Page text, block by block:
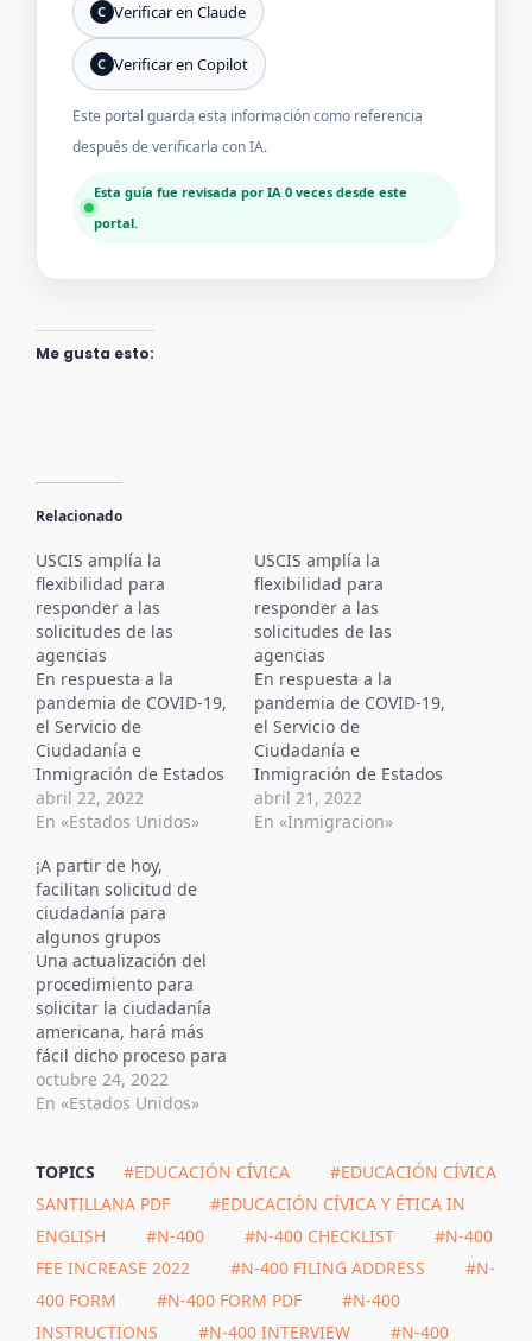
C Verificar en Claude
C Verificar en Copilot
Este portal guarda esta información como referencia
después de verificarla con IA.
Esta guía fue revisada por IA 0 veces desde este
portal.
Me gusta esto:
Relacionado
USCIS amplía la
flexibilidad para
responder a las
solicitudes de las
agencias
En respuesta a la
pandemia de COVID-19,
el Servicio de
Ciudadanía e
Inmigración de Estados
Unidos ha extendido las
flexibilidades hasta el
para ayudar a los
solicitantes y
peticionarios.
Anticipamos que esta
sea la última extensión
de estas flexibilidades.
USCIS considerara una
respuesta recibida
dentro…
abril 22, 2022
En «Estados Unidos»
USCIS amplía la
flexibilidad para
responder a las
solicitudes de las
agencias
En respuesta a la
pandemia de COVID-19,
el Servicio de
Ciudadanía e
Inmigración de Estados
Unidos ha extendido las
flexibilidades hasta el
abril 21, 2022
En «Inmigracion»
¡A partir de hoy,
facilitan solicitud de
ciudadanía para
algunos grupos
Una actualización del
procedimiento para
solicitar la ciudadanía
americana, hará más
fácil dicho proceso para
las personas con algún
tipo de discapacidad.
e Inmigración (USCIS).
De ese modo, los que
discapacidad
determinada o
problemas mentales, no
octubre 24, 2022
En «Estados Unidos»
TOPICS #EDUCACIÓN CÍVICA
#EDUCACIÓN CÍVICA
SANTILLANA PDF
#EDUCACIÓN CÍVICA Y ÉTICA IN
ENGLISH
#N-400 #N-400 CHECKLIST
#N-400
FEE INCREASE 2022
#N-400 FILING ADDRESS
#N-
400 FORM
#N-400 FORM PDF
#N-400
INSTRUCTIONS
#N-400 INTERVIEW #N-400